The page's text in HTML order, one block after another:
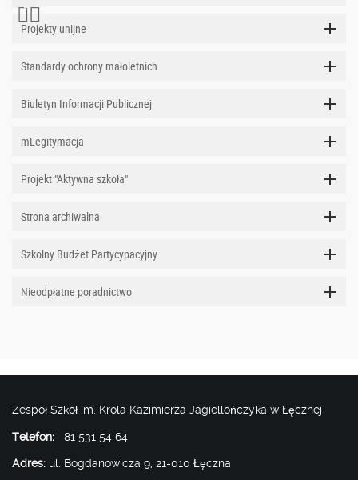
Projekty unijne
Standardy ochrony małoletnich
Biuletyn Informacji Publicznej
mLegitymacja
Projekt "Aktywna szkoła"
Strona archiwalna
Szkolny Budżet Partycypacyjny
Nieodpłatne poradnictwo
Zespół Szkół im. Króla Kazimierza Jagiellończyka w Łęcznej
Telefon: 81 531 54 64
Adres: ul. Bogdanowicza 9, 21-010 Łęczna